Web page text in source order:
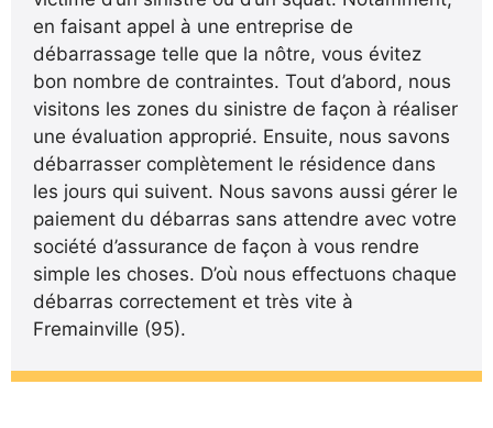
en faisant appel à une entreprise de
débarrassage telle que la nôtre, vous évitez
bon nombre de contraintes. Tout d’abord, nous
visitons les zones du sinistre de façon à réaliser
une évaluation approprié. Ensuite, nous savons
débarrasser complètement le résidence dans
les jours qui suivent. Nous savons aussi gérer le
paiement du débarras sans attendre avec votre
société d’assurance de façon à vous rendre
simple les choses. D’où nous effectuons chaque
débarras correctement et très vite à
Fremainville (95).